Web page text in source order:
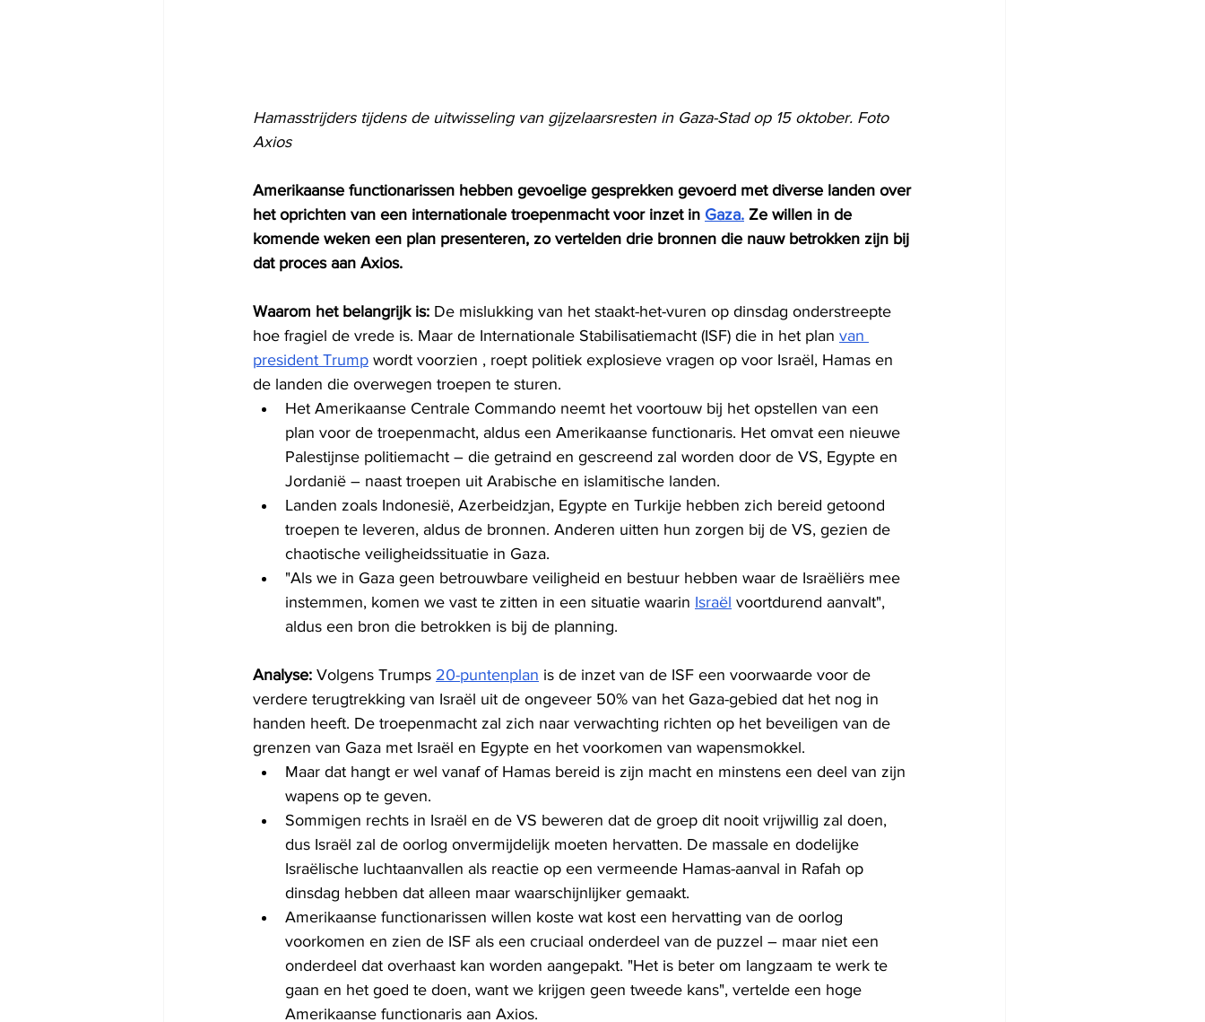
Hamasstrijders tijdens de uitwisseling van gijzelaarsresten in Gaza-Stad op 15 oktober. Foto
Axios
Amerikaanse functionarissen hebben gevoelige gesprekken gevoerd met diverse landen over
het oprichten van een internationale troepenmacht voor inzet in Gaza. Ze willen in de
komende weken een plan presenteren, zo vertelden drie bronnen die nauw betrokken zijn bij
dat proces aan Axios.
Waarom het belangrijk is: De mislukking van het staakt-het-vuren op dinsdag onderstreepte
hoe fragiel de vrede is. Maar de Internationale Stabilisatiemacht (ISF) die in het plan van
president Trump wordt voorzien , roept politiek explosieve vragen op voor Israël, Hamas en
de landen die overwegen troepen te sturen.
Het Amerikaanse Centrale Commando neemt het voortouw bij het opstellen van een
plan voor de troepenmacht, aldus een Amerikaanse functionaris. Het omvat een nieuwe
Palestijnse politiemacht – die getraind en gescreend zal worden door de VS, Egypte en
Jordanië – naast troepen uit Arabische en islamitische landen.
Landen zoals Indonesië, Azerbeidzjan, Egypte en Turkije hebben zich bereid getoond
troepen te leveren, aldus de bronnen. Anderen uitten hun zorgen bij de VS, gezien de
chaotische veiligheidssituatie in Gaza.
"Als we in Gaza geen betrouwbare veiligheid en bestuur hebben waar de Israëliërs mee
instemmen, komen we vast te zitten in een situatie waarin Israël voortdurend aanvalt",
aldus een bron die betrokken is bij de planning.
Analyse: Volgens Trumps 20-puntenplan is de inzet van de ISF een voorwaarde voor de
verdere terugtrekking van Israël uit de ongeveer 50% van het Gaza-gebied dat het nog in
handen heeft. De troepenmacht zal zich naar verwachting richten op het beveiligen van de
grenzen van Gaza met Israël en Egypte en het voorkomen van wapensmokkel.
Maar dat hangt er wel vanaf of Hamas bereid is zijn macht en minstens een deel van zijn
wapens op te geven.
Sommigen rechts in Israël en de VS beweren dat de groep dit nooit vrijwillig zal doen,
dus Israël zal de oorlog onvermijdelijk moeten hervatten. De massale en dodelijke
Israëlische luchtaanvallen als reactie op een vermeende Hamas-aanval in Rafah op
dinsdag hebben dat alleen maar waarschijnlijker gemaakt.
Amerikaanse functionarissen willen koste wat kost een hervatting van de oorlog
voorkomen en zien de ISF als een cruciaal onderdeel van de puzzel – maar niet een
onderdeel dat overhaast kan worden aangepakt. "Het is beter om langzaam te werk te
gaan en het goed te doen, want we krijgen geen tweede kans", vertelde een hoge
Amerikaanse functionaris aan Axios.